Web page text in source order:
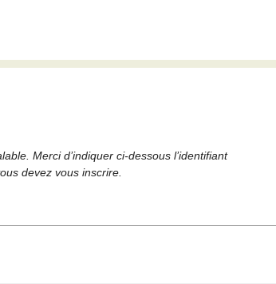
Merci d’indiquer ci-dessous l’identifiant
devez vous inscrire.